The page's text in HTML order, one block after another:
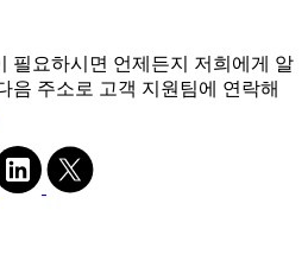
필요하시면 언제든지 저희에게 알
음 주소로 고객 지원팀에 연락해